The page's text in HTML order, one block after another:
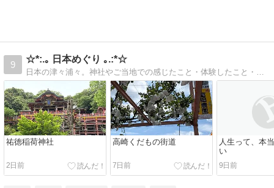
9
☆*:.｡ 日本めぐり ｡.:*☆
祐徳稲荷神社
2日前
高崎くだもの街道
7日前
人生って、本
い
9日前